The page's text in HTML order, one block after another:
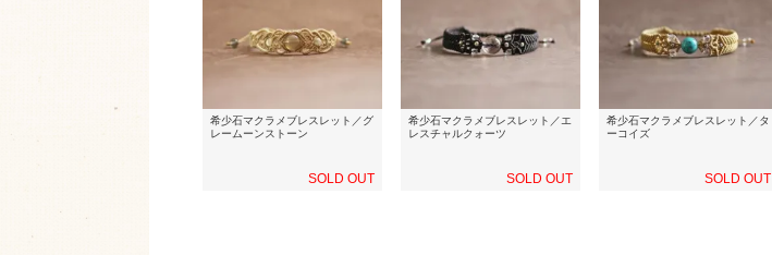
希少石マクラメブレスレット／グ
レームーンストーン
SOLD OUT
希少石マクラメブレスレット／エ
レスチャルクォーツ
SOLD OUT
希少石マクラメブレスレット／タ
ーコイズ
SOLD OUT